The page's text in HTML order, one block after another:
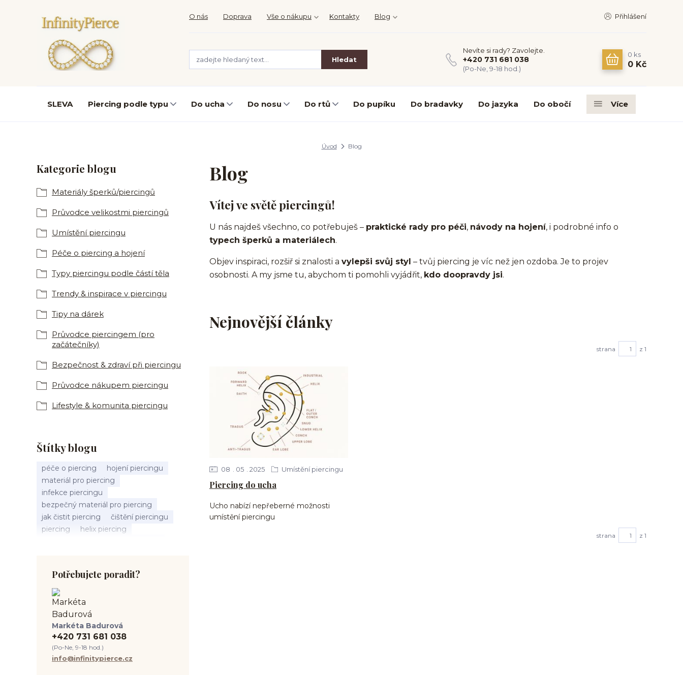
O nás Doprava Vše o nákupu Kontakty Blog Přihlášení
Hledat
Nevíte si rady? Zavolejte.
+420 731 681 038
(Po-Ne, 9-18 hod.)
0 ks
0 Kč
SLEVA Piercing podle typu Do ucha Do nosu Do rtů Do pupíku Do bradavky Do jazyka Do obočí Více
Úvod Blog
Kategorie blogu
Materiály šperků/piercingů
Průvodce velikostmi piercingů
Umístění piercingu
Péče o piercing a hojení
Typy piercingu podle částí těla
Trendy & inspirace v piercingu
Tipy na dárek
Průvodce piercingem (pro
začátečníky)
Bezpečnost & zdraví při piercingu
Průvodce nákupem piercingu
Lifestyle & komunita piercingu
Štítky blogu
péče o piercing
hojení piercingu
materiál pro piercing
infekce piercingu
bezpečný materiál pro piercing
jak čistit piercing
čištění piercingu
piercing
helix piercing
septum piercing
módní piercing
intimní piercing
tipy pro piercing
piercing pro začátečníky
body piercing
ušní piercing
piercing rady
nový piercing
piercing ucha
chirurgická ocel 316L
první piercing
Potřebujete poradit?
Markéta Badurová
+420 731 681 038
(Po-Ne, 9-18 hod.)
info@infinitypierce.cz
Blog
Vítej ve světě piercingů!
U nás najdeš všechno, co potřebuješ – praktické rady pro péči, návody na hojení, i podrobné info o
typech šperků a materiálech.
Objev inspiraci, rozšiř si znalosti a vylepši svůj styl – tvůj piercing je víc než jen ozdoba. Je to projev
osobnosti. A my jsme tu, abychom ti pomohli vyjádřit, kdo doopravdy jsi.
Nejnovější články
strana z 1
Piercing do ucha
08 05 2025 Umístění piercingu
Ucho nabízí nepřeberné možnosti
umístění piercingu
strana z 1